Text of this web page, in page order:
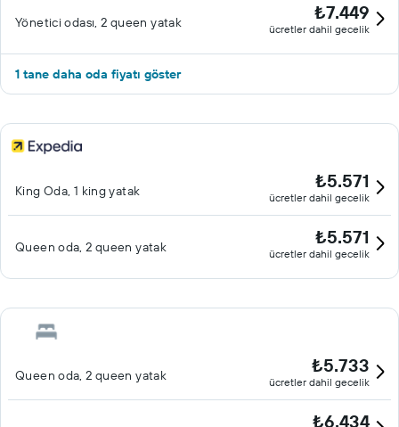
Yönetici odası, 2 queen yatak ₺7.449
ücretler dahil gecelik
1 tane daha oda fiyatı göster
King Oda, 1 king yatak ₺5.571
ücretler dahil gecelik
Queen oda, 2 queen yatak ₺5.571
ücretler dahil gecelik
Queen oda, 2 queen yatak ₺5.733
ücretler dahil gecelik
₺6.434